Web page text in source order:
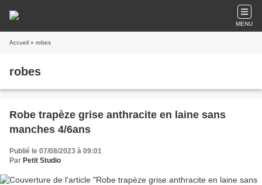
MENU
Accueil » robes
robes
Robe trapèze grise anthracite en laine sans
manches 4/6ans
Publié le 07/08/2023 à 09:01
Par Petit Studio